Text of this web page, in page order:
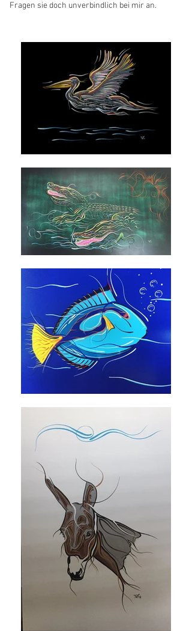
Fragen sie doch unverbindlich bei mir an.